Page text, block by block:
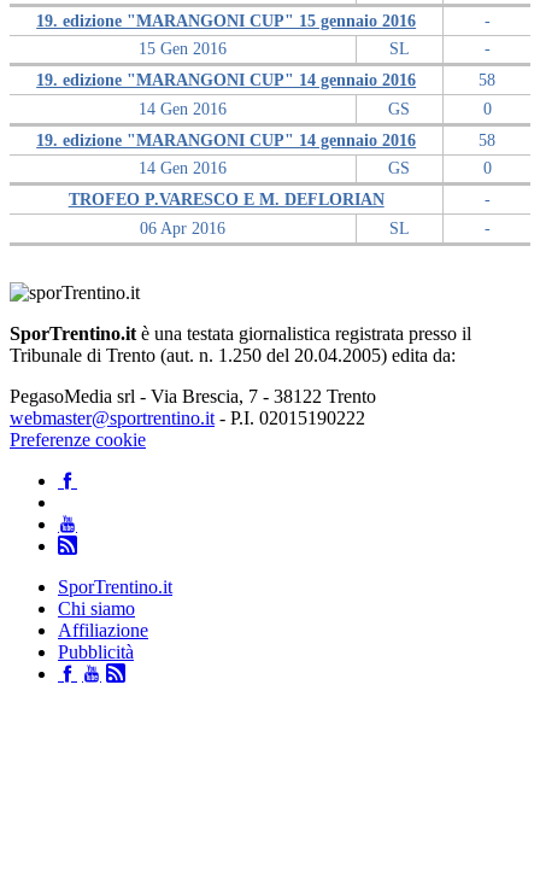
15 Gen 2016
19. edizione "MARANGONI CUP" 15 gennaio 2016
SL
-
-
14 Gen 2016
19. edizione "MARANGONI CUP" 14 gennaio 2016
GS
58
0
14 Gen 2016
19. edizione "MARANGONI CUP" 14 gennaio 2016
GS
58
0
06 Apr 2016
TROFEO P.VARESCO E M. DEFLORIAN
SL
-
-
SporTrentino.it è una testata giornalistica registrata presso il
Tribunale di Trento (aut. n. 1.250 del 20.04.2005) edita da:
PegasoMedia srl - Via Brescia, 7 - 38122 Trento
webmaster@sportrentino.it - P.I. 02015190222
Preferenze cookie
SporTrentino.it
Chi siamo
Affiliazione
Pubblicità